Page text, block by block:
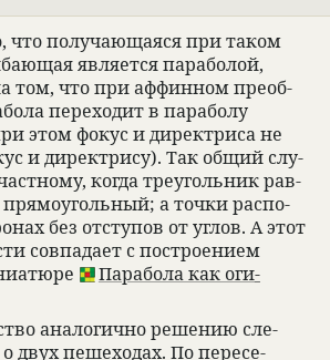
что полу­чающа­яся при таком
явля­ется пара­бо­лой,
том, что при аффин­ном пре­об­
пере­хо­дит в пара­болу
этом фокус и дирек­триса не
и дирек­трису). Так общий слу­
когда тре­уголь­ник рав­
а точки рас­по­
без отступов от углов. А этот
совпа­дает с постро­е­нием
Пара­бола как оги­
ана­логично реше­нию сле­
двух пеше­хо­дах. По пере­се­